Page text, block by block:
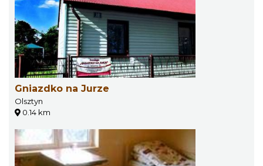
Gniazdko na Jurze
Olsztyn
0.14 km